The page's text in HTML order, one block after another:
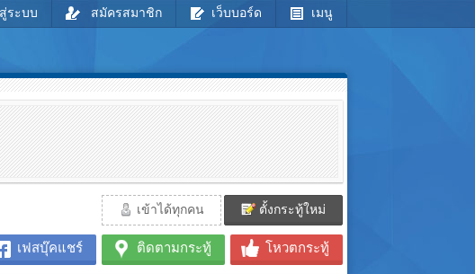
ระบบ สมัครสมาชิก เว็บบอร์ด เมนู
เข้าได้ทุกคน ตั้งกระทู้ใหม่
เฟสบุ๊คแชร์ ติดตามกระทู้ โหวตกระทู้